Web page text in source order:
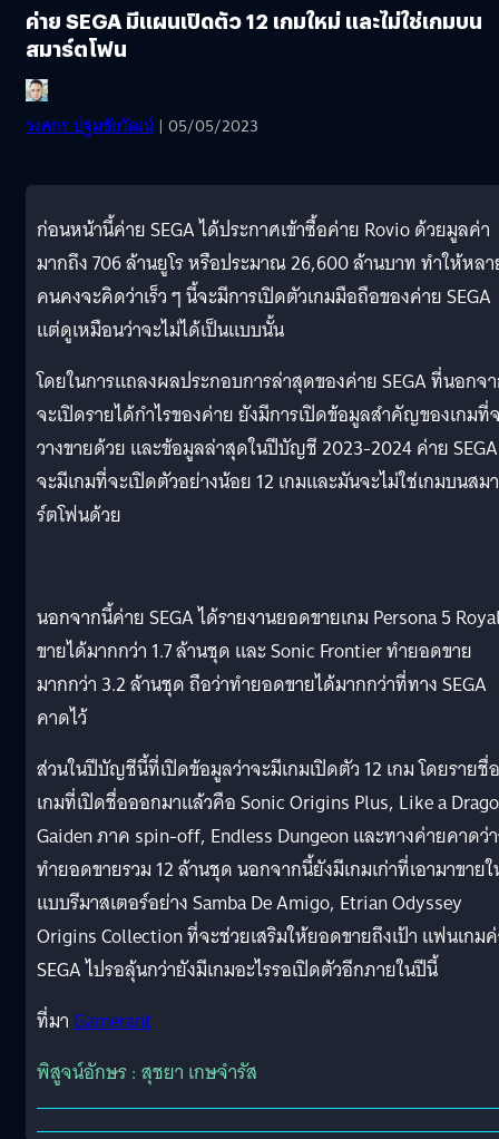
ค่าย SEGA มีแผนเปิดตัว 12 เกมใหม่ และไม่ใช่เกมบน
สมาร์ตโฟน
วงศกร ปฐมชัยวัฒน์ | 05/05/2023
ก่อนหน้านี้ค่าย SEGA ได้ประกาศเข้าซื้อค่าย Rovio ด้วยมูลค่า
มากถึง 706 ล้านยูโร หรือประมาณ 26,600 ล้านบาท ทำให้หล
คนคงจะคิดว่าเร็ว ๆ นี้จะมีการเปิดตัวเกมมือถือของค่าย SEGA
แต่ดูเหมือนว่าจะไม่ได้เป็นแบบนั้น
โดยในการแถลงผลประกอบการล่าสุดของค่าย SEGA ที่นอกจ
จะเปิดรายได้กำไรของค่าย ยังมีการเปิดข้อมูลสำคัญของเกมที่
วางขายด้วย และข้อมูลล่าสุดในปีบัญชี 2023-2024 ค่าย SEGA
จะมีเกมที่จะเปิดตัวอย่างน้อย 12 เกมและมันจะไม่ใช่เกมบนสมา
ร์ตโฟนด้วย
นอกจากนี้ค่าย SEGA ได้รายงานยอดขายเกม Persona 5
ขายได้มากกว่า 1.7 ล้านชุด และ Sonic Frontier ทำยอดขาย
มากกว่า 3.2 ล้านชุด ถือว่าทำยอดขายได้มากกว่าที่ทาง SEGA
คาดไว้
ส่วนในปีบัญชีนี้ที่เปิดข้อมูลว่าจะมีเกมเปิดตัว 12 เกม โดยรายชื่อ
เกมที่เปิดชื่อออกมาแล้วคือ Sonic Origins Plus, Like a
Gaiden ภาค spin-off, Endless Dungeon และทางค่ายคาดว่
ทำยอดขายรวม 12 ล้านชุด นอกจากนี้ยังมีเกมเก่าที่เอามาขาย
แบบรีมาสเตอร์อย่าง Samba De Amigo, Etrian Odyssey
Origins Collection ที่จะช่วยเสริมให้ยอดขายถึงเป้า แฟนเกม
SEGA ไปรอลุ้นกว่ายังมีเกมอะไรรอเปิดตัวอีกภายในปีนี้
ที่มาGamerant
พิสูจน์อักษร : สุชยา เกษจำรัส